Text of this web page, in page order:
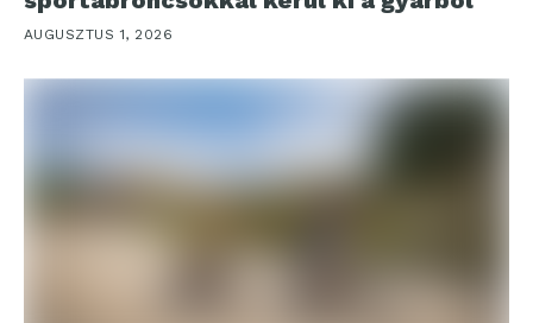
AUGUSZTUS 1, 2026